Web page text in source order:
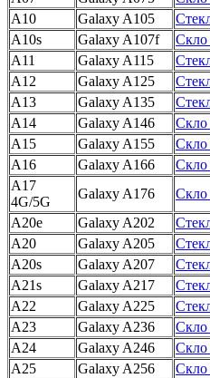
A10
Galaxy A105
A10s
Galaxy A107f Скло
A11
Galaxy A115
A12
Galaxy A125
A13
Galaxy A135
A14
Galaxy A146 Скло
A15
Galaxy A155 Скло
A16
Galaxy A166 Скло
A17
4G/5G
Galaxy A176 Скло
A20e
Galaxy A202
A20
Galaxy A205
A20s
Galaxy A207
A21s
Galaxy A217
A22
Galaxy A225
A23
Galaxy A236 Скло
A24
Galaxy A246 Скло
A25
Galaxy A256 Скло